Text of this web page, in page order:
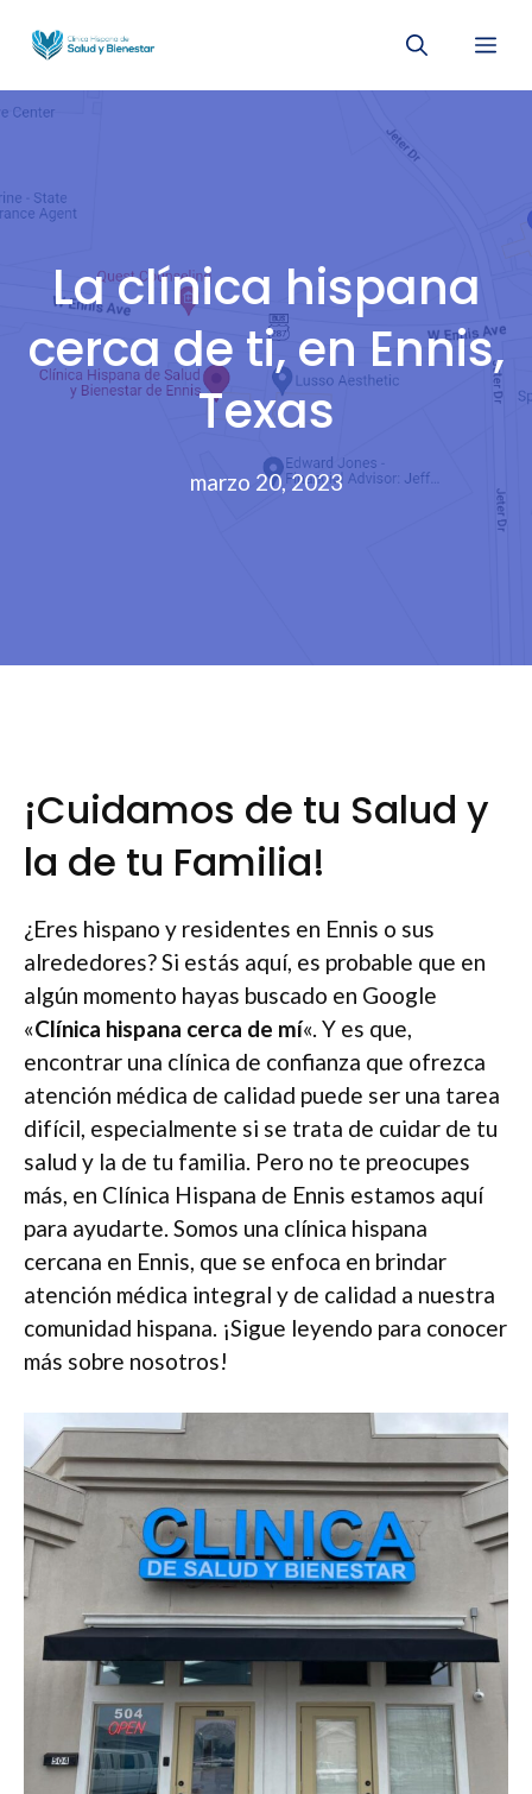
La clínica hispana
cerca de ti, en Ennis,
Texas
marzo 20, 2023
¡Cuidamos de tu Salud y
la de tu Familia!
¿Eres hispano y residentes en Ennis o sus
alrededores? Si estás aquí, es probable que en
algún momento hayas buscado en Google
«Clínica hispana cerca de mí«. Y es que,
encontrar una clínica de confianza que ofrezca
atención médica de calidad puede ser una tarea
difícil, especialmente si se trata de cuidar de tu
salud y la de tu familia. Pero no te preocupes
más, en Clínica Hispana de Ennis estamos aquí
para ayudarte. Somos una clínica hispana
cercana en Ennis, que se enfoca en brindar
atención médica integral y de calidad a nuestra
comunidad hispana. ¡Sigue leyendo para conocer
más sobre nosotros!